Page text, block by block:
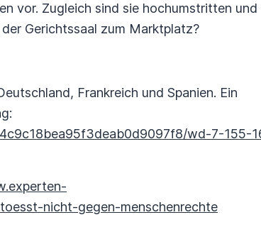
vor. Zugleich sind sie hochumstritten und
Gerichtssaal zum Marktplatz?
Frankreich und Spanien. Ein
wd-7-155-
nicht-gegen-menschenrechte